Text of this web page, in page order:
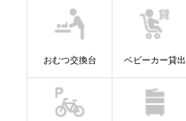
おむつ交換台 ベビーカー貸出